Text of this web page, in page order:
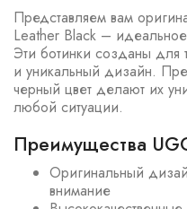
Представляем вам
Leather Black –
Эти ботинки созданы для
и уникальный дизайн.
черный цвет делают их
любой ситуации.
Преимущества
Оригинальный
внимание